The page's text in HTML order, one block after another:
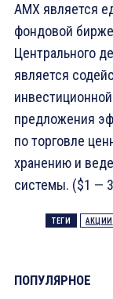
AMX является
фондовой
Центрального
является
предложения
по торговле
хранению и
системы. ($1 —
ТЕГИ АКЦИИ
ПОПУЛЯРНОЕ